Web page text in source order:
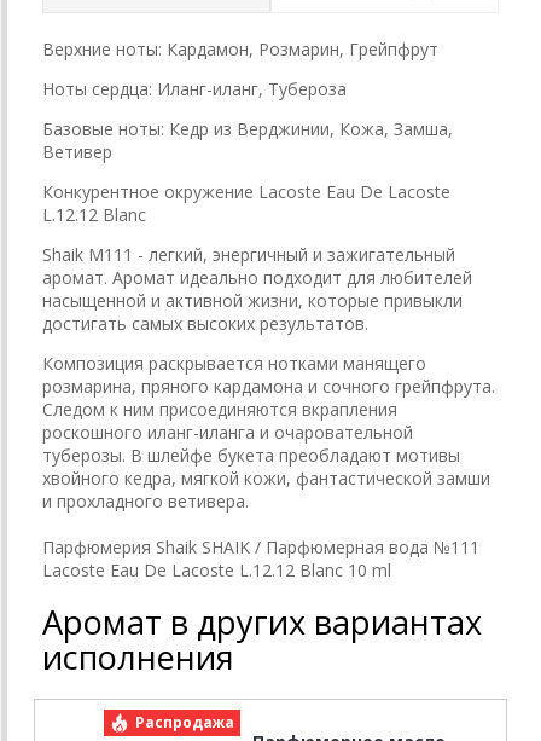
Верхние ноты: Кардамон, Розмарин, Грейпфрут
Ноты сердца: Иланг-иланг, Тубероза
Базовые ноты: Кедр из Верджинии, Кожа, Замша,
Ветивер
Конкурентное окружение Lacoste Eau De Lacoste
L.12.12 Blanc
Shaik M111 - легкий, энергичный и зажигательный
аромат. Аромат идеально подходит для любителей
насыщенной и активной жизни, которые привыкли
достигать самых высоких результатов.
Композиция раскрывается нотками манящего
розмарина, пряного кардамона и сочного грейпфрута.
Следом к ним присоединяются вкрапления
роскошного иланг-иланга и очаровательной
туберозы. В шлейфе букета преобладают мотивы
хвойного кедра, мягкой кожи, фантастической замши
и прохладного ветивера.
Парфюмерия Shaik SHAIK / Парфюмерная вода №111
Lacoste Eau De Lacoste L.12.12 Blanc 10 ml
Аромат в других вариантах
исполнения
Распродажа